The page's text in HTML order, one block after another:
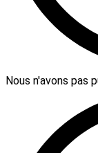
Nous n'avons pas